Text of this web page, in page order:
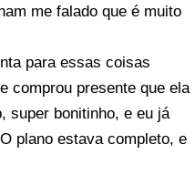
me falado que é muito
para essas coisas
comprou presente que ela
super bonitinho, e eu já
plano estava completo, e